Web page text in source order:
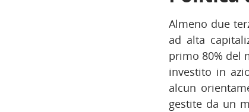
Almeno due
ad alta
primo 80% del
investito in
alcun
gestite da un